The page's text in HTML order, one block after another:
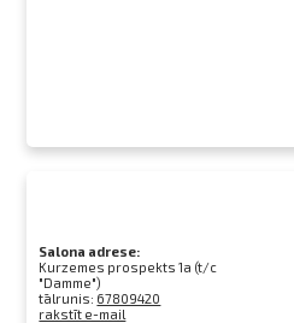
Salona adrese:
Kurzemes prospekts 1a (t/c
"Damme")
tālrunis: 67809420
rakstīt e-mail